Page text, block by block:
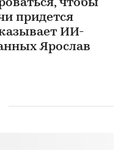
чтобы
придется
ИИ-
Ярослав